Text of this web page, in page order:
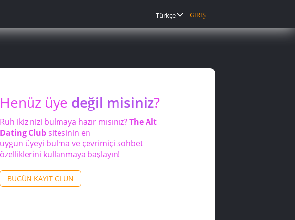
Türkçe GİRİŞ
Henüz üye değil misiniz?
Ruh ikizinizi bulmaya hazır mısınız?The Alt
Dating Clubsitesinin en
uygun üyeyi bulma ve çevrimiçi sohbet
özelliklerini kullanmaya başlayın!
BUGÜN KAYIT OLUN